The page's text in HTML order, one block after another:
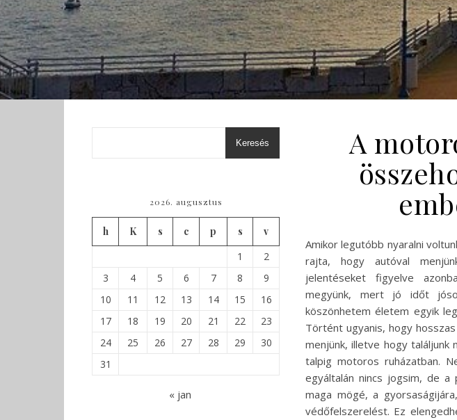
Keresés
2026. augusztus
h K s c p s
v
1
2
3
4 5 6 7 8
9
10
11 12 13 14 15
16
17
18 19 20 21 22
23
24
25 26 27 28 29
30
31
« jan
A
Amikor legutóbb nyaralni
rajta, hogy autóval
jelentéseket figyelve
megyünk, mert jó időt
köszönhetem életem egyik
Történt ugyanis, hogy
menjünk, illetve hogy találjunk
talpig motoros ruházatban.
egyáltalán nincs jogsim, de
maga mögé, a
védőfelszerelést. Ez